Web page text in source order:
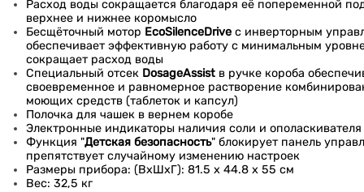
Расход воды сокращается благодаря её попеременной
верхнее и нижнее коромысло
Бесщёточный мотор EcoSilenceDrive с инверторным
обеспечивает эффективную работу с минимальным
сокращает расход воды
Специальный отсек DosageAssist в ручке короба
своевременное и равномерное растворение
моющих средств (таблеток и капсул)
Полочка для чашек в вернем коробе
Электронные индикаторы наличия соли и ополаскивателя
Функция "Детская безопасность" блокирует панель
препятствует случайному изменению настроек
Размеры прибора: (ВxШxГ): 81.5 x 44.8 x 55 см
Вес: 32,5 кг